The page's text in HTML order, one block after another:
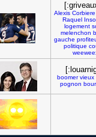
Alexis Corbiere
Raquel
logement
melenchon
gauche
politique
boomer vieux
pognon